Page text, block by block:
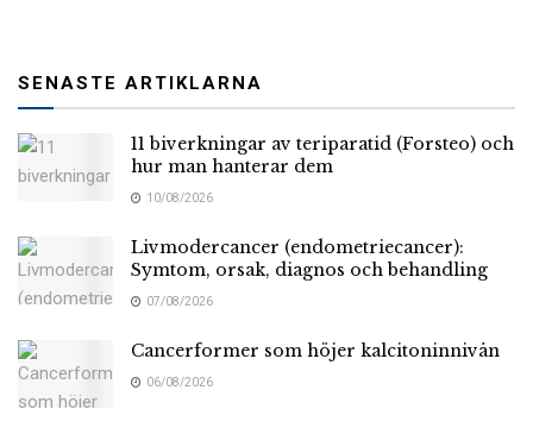
SENASTE ARTIKLARNA
11 biverkningar av teriparatid (Forsteo) och
hur man hanterar dem
10/08/2026
Livmodercancer (endometriecancer):
Symtom, orsak, diagnos och behandling
07/08/2026
Cancerformer som höjer kalcitoninnivån
06/08/2026